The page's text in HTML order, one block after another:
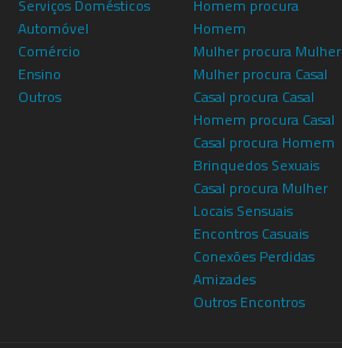
Serviços Domésticos
Automóvel
Comércio
Ensino
Outros
Homem procura
Homem
Mulher procura Mulher
Mulher procura Casal
Casal procura Casal
Homem procura Casal
Casal procura Homem
Brinquedos Sexuais
Casal procura Mulher
Locais Sensuais
Encontros Casuais
Conexões Perdidas
Amizades
Outros Encontros